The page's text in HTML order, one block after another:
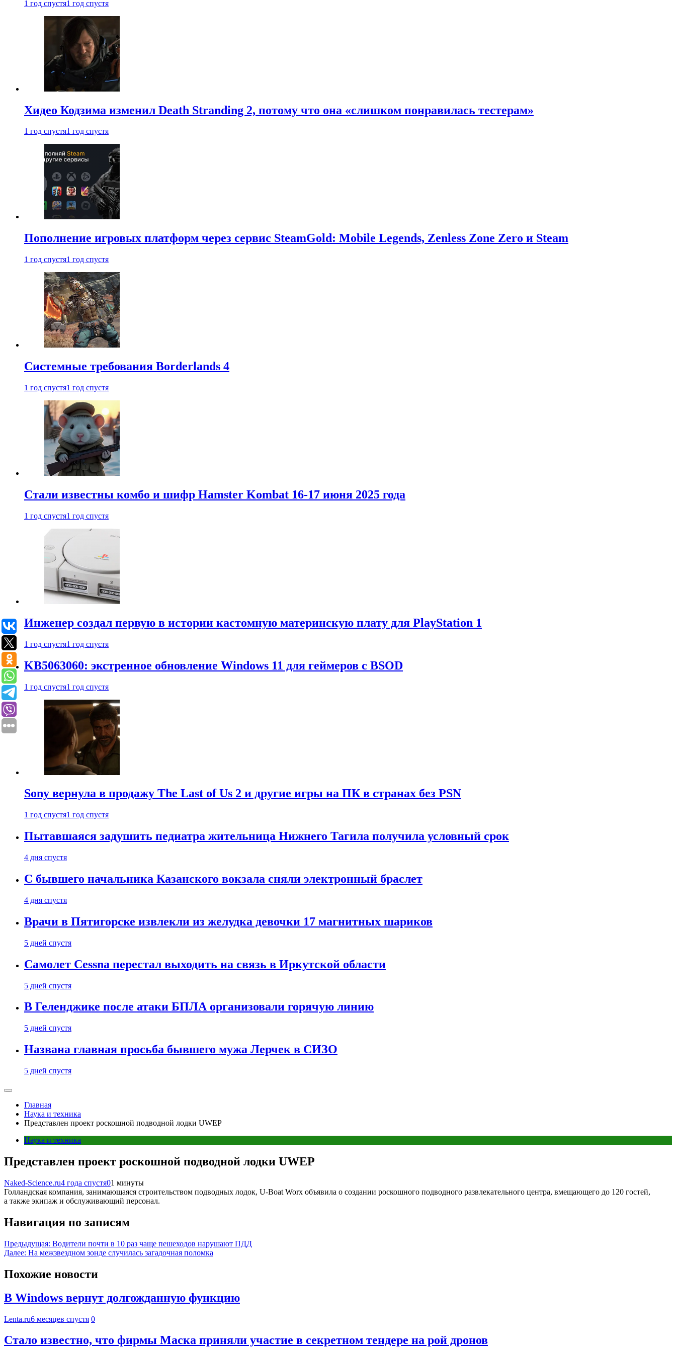
1 год спустя1 год спустя
Хидео Кодзима изменил Death Stranding 2, потому что она «слишком понравилась тестерам»
1 год спустя1 год спустя
Пополнение игровых платформ через сервис SteamGold: Mobile Legends, Zenless Zone Zero и Steam
1 год спустя1 год спустя
Системные требования Borderlands 4
1 год спустя1 год спустя
Стали известны комбо и шифр Hamster Kombat 16-17 июня 2025 года
1 год спустя1 год спустя
Инженер создал первую в истории кастомную материнскую плату для PlayStation 1
1 год спустя1 год спустя
KB5063060: экстренное обновление Windows 11 для геймеров с BSOD
1 год спустя1 год спустя
Sony вернула в продажу The Last of Us 2 и другие игры на ПК в странах без PSN
1 год спустя1 год спустя
Пытавшаяся задушить педиатра жительница Нижнего Тагила получила условный срок
4 дня спустя
С бывшего начальника Казанского вокзала сняли электронный браслет
4 дня спустя
Врачи в Пятигорске извлекли из желудка девочки 17 магнитных шариков
5 дней спустя
Самолет Cessna перестал выходить на связь в Иркутской области
5 дней спустя
В Геленджике после атаки БПЛА организовали горячую линию
5 дней спустя
Названа главная просьба бывшего мужа Лерчек в СИЗО
5 дней спустя
Главная
Наука и техника
Представлен проект роскошной подводной лодки UWEP
Наука и техника
Представлен проект роскошной подводной лодки UWEP
Naked-Science.ru4 года спустя01 минуты
Голландская компания, занимающаяся строительством подводных лодок, U-Boat Worx объявила о создании роскошного подводного развлекательного центра, вмещающего до 120 гостей,
а также экипаж и обслуживающий персонал.
Навигация по записям
Предыдущая: Водители почти в 10 раз чаще пешеходов нарушают ПДД
Далее: На межзвездном зонде случилась загадочная поломка
Похожие новости
В Windows вернут долгожданную функцию
Lenta.ru6 месяцев спустя 0
Стало известно, что фирмы Маска приняли участие в секретном тендере на рой дронов